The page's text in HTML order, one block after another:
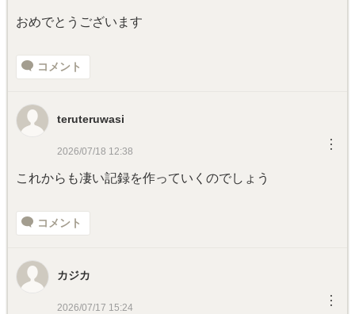
おめでとうございます
コメント
teruteruwasi
2026/07/18 12:38 ︙
これからも凄い記録を作っていくのでしょう
コメント
カジカ
2026/07/17 15:24 ︙